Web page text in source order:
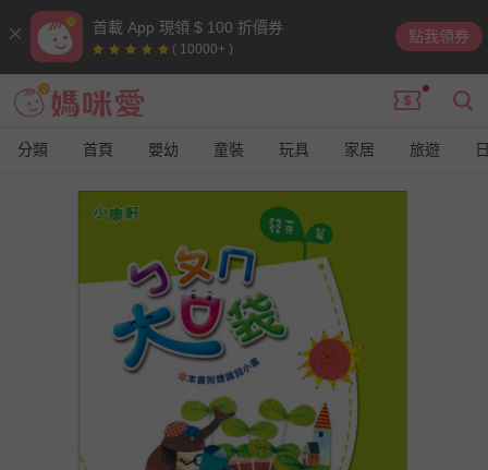
首載 App 現領 $ 100 折價券
( 10000+ )
點我領券
分類 首頁 嬰幼 童裝 玩具 家居 旅遊